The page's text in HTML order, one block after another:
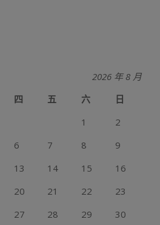
2026 年 8 月
四 五 六
日
1
2
6 7 8
9
13 14 15
16
20 21 22
23
27 28 29 30